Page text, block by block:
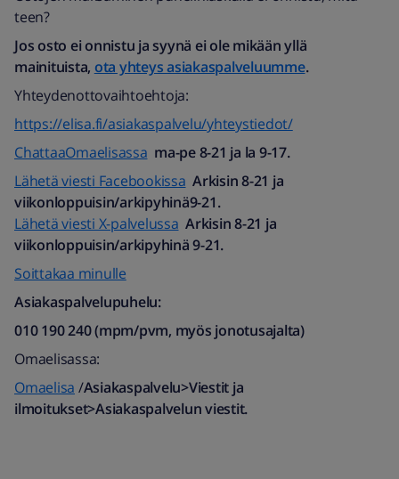
teen?
Jos osto ei onnistu ja syynä ei ole mikään yllä
mainituista, ota yhteys asiakaspalveluumme.
Yhteydenottovaihtoehtoja:
https://elisa.fi/asiakaspalvelu/yhteystiedot/
ChattaaOmaelisassa ma-pe 8-21 ja la 9-17.
Lähetä viesti Facebookissa Arkisin 8-21 ja
viikonloppuisin/arkipyhinä9-21.
Lähetä viesti X-palvelussa Arkisin 8-21 ja
viikonloppuisin/arkipyhinä 9-21.
Soittakaa minulle
Asiakaspalvelupuhelu:
010 190 240 (mpm/pvm, myös jonotusajalta)​
Omaelisassa:
Omaelisa /Asiakaspalvelu>Viestit ja
ilmoitukset>Asiakaspalvelun viestit.